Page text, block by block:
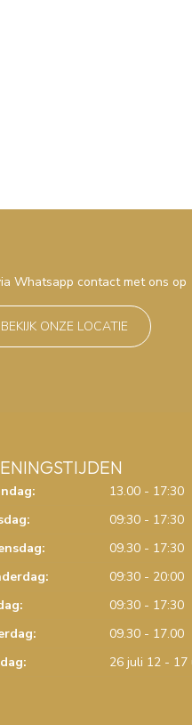
Whatsapp contact met ons op
BEKIJK ONZE LOCATIE
13.00 - 17:30
09:30 - 17:30
09.30 - 17:30
09:30 - 20:00
09:30 - 17:30
09.30 - 17.00
26 juli 12 - 17